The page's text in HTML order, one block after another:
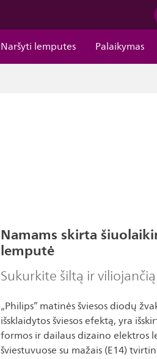
Naršyti lemputes Palaikymas
Namams skirta
lemputė
Sukurkite šiltą ir
„Philips” matinės šviesos diodų
išsklaidytos šviesos efektą, yra
formos ir dailaus dizaino elektros
šviestuvuose su mažais (E14)